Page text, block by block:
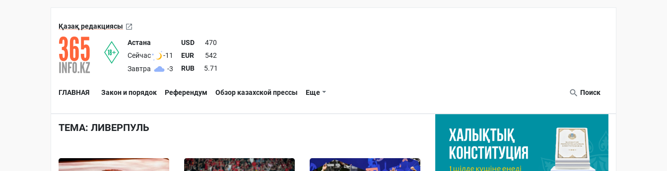
Қазақ редакциясы
Астана
Сейчас
-11
Завтра
-3
USD
470
EUR
542
RUB
5.71
ГЛАВНАЯ Закон и порядок Референдум Обзор казахской прессы Еще Поиск
ТЕМА: ЛИВЕРПУЛЬ